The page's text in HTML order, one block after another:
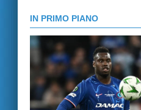
IN PRIMO PIANO